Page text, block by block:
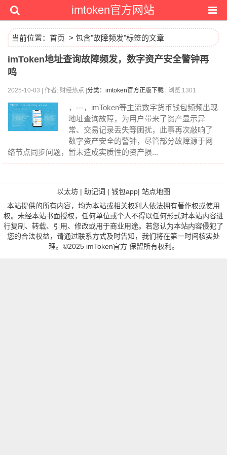
imtoken官方网站
当前位置： 首页 > 包含"故障频发"标签的文章
imToken地址查询故障频发，数字资产安全警钟再
鸣
2025-10-03 | 作者: 财经热点 | 分类：imtoken官方正版下载 | 浏览:1301
，---，imToken等主流数字货币钱包频频出现
地址查询故障，为用户带来了资产显示异
常、交易记录丢失等困扰，此事再次敲响了
数字资产安全的警钟，尽管部分故障源于网
络节点同步问题，暂未造成实质性的资产损...
以太坊 | 助记词 | 钱包app| 站点地图
本站提供的所有内容，均为本站或相关权利人依法拥有著作权或使用
权。未经本站书面授权，任何单位或个人不得以任何形式对本站内容进
行复制、转载、引用、修改或用于商业用途。若您认为本站内容侵犯了
您的合法权益，请通过联系方式及时告知，我们将在第一时间核实处
理。©2025 imToken官方 保留所有权利。